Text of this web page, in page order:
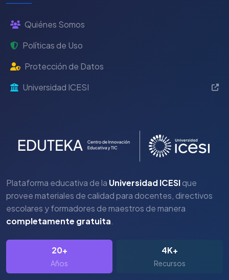
Quiénes Somos
Políticas de Uso
Protección de Datos
Universidad ICESI
Plataforma educativa de la Universidad ICESIque
provee materiales de calidad para docentes, directivos
escolares y formadores de maestros de manera
completamente gratuita.
20+
Años
4K+
Recursos